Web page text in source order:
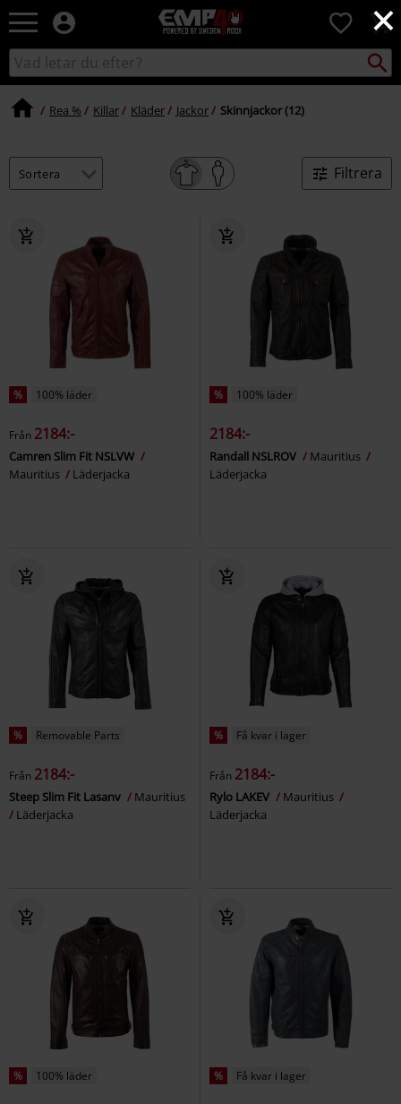
×
EMP
-
Musik,
TV
&
Alternativt
Mode
0
Sök
i
Sök
Rea % Killar Kläder Jackor Skinnjackor (12)
Filtrera
% 100% läder
Från 2184:-
Camren Slim Fit NSLVW
Mauritius
Läderjacka
% 100% läder
2184:-
Randall NSLROV
Mauritius
Läderjacka
% Removable Parts
Från 2184:-
Steep Slim Fit Lasanv
Mauritius
Läderjacka
% Få kvar i lager
Från 2184:-
Rylo LAKEV
Mauritius
Läderjacka
% 100% läder % Få kvar i lager